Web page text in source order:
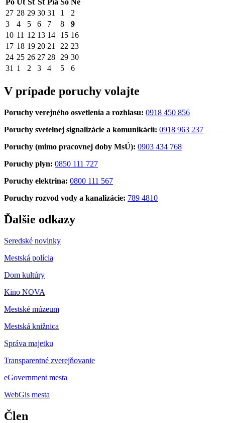
Po Ut St Št Pia So Ne
27 28 29 30 31 1
2
3
4 5 6 7 8
9
10 11 12 13 14 15 16
17 18 19 20 21 22 23
24 25 26 27 28 29 30
31 1 2 3 4 5 6
V prípade poruchy volajte
Poruchy verejného osvetlenia a rozhlasu: 0918 450 856
Poruchy svetelnej signalizácie a komunikácií: 0918 963 237
Poruchy (mimo pracovnej doby MsÚ): 0903 434 768
Poruchy plyn: 0850 111 727
Poruchy elektrina: 0800 111 567
Poruchy rozvod vody a kanalizácie: 789 4810
Ďalšie odkazy
Seredské novinky
Mestská polícia
Dom kultúry
Kino NOVA
Mestské múzeum
Mestská knižnica
Správa majetku
Transparentné zverejňovanie
eGovernment mesta
WebGis mesta
Člen